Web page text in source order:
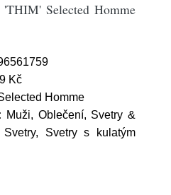
Selected Homme
Kč
Homme
Muži, Oblečení, Svetry &
Svetry, Svetry s kulatým